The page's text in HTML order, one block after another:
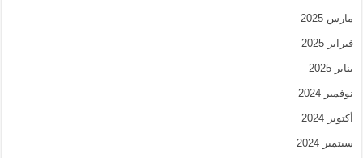
مارس 2025
فبراير 2025
يناير 2025
نوفمبر 2024
أكتوبر 2024
سبتمبر 2024